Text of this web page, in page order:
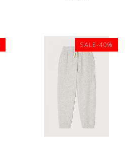
SALE-40%